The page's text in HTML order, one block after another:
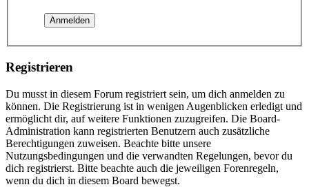
Registrieren
Du musst in diesem Forum registriert sein, um dich anmelden zu
können. Die Registrierung ist in wenigen Augenblicken erledigt und
ermöglicht dir, auf weitere Funktionen zuzugreifen. Die Board-
Administration kann registrierten Benutzern auch zusätzliche
Berechtigungen zuweisen. Beachte bitte unsere
Nutzungsbedingungen und die verwandten Regelungen, bevor du
dich registrierst. Bitte beachte auch die jeweiligen Forenregeln,
wenn du dich in diesem Board bewegst.